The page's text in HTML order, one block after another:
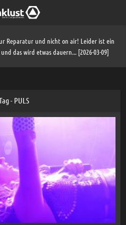
Reparatur und nicht on air! Leider ist ein
das wird etwas dauern... [2026-03-09]
- PULS